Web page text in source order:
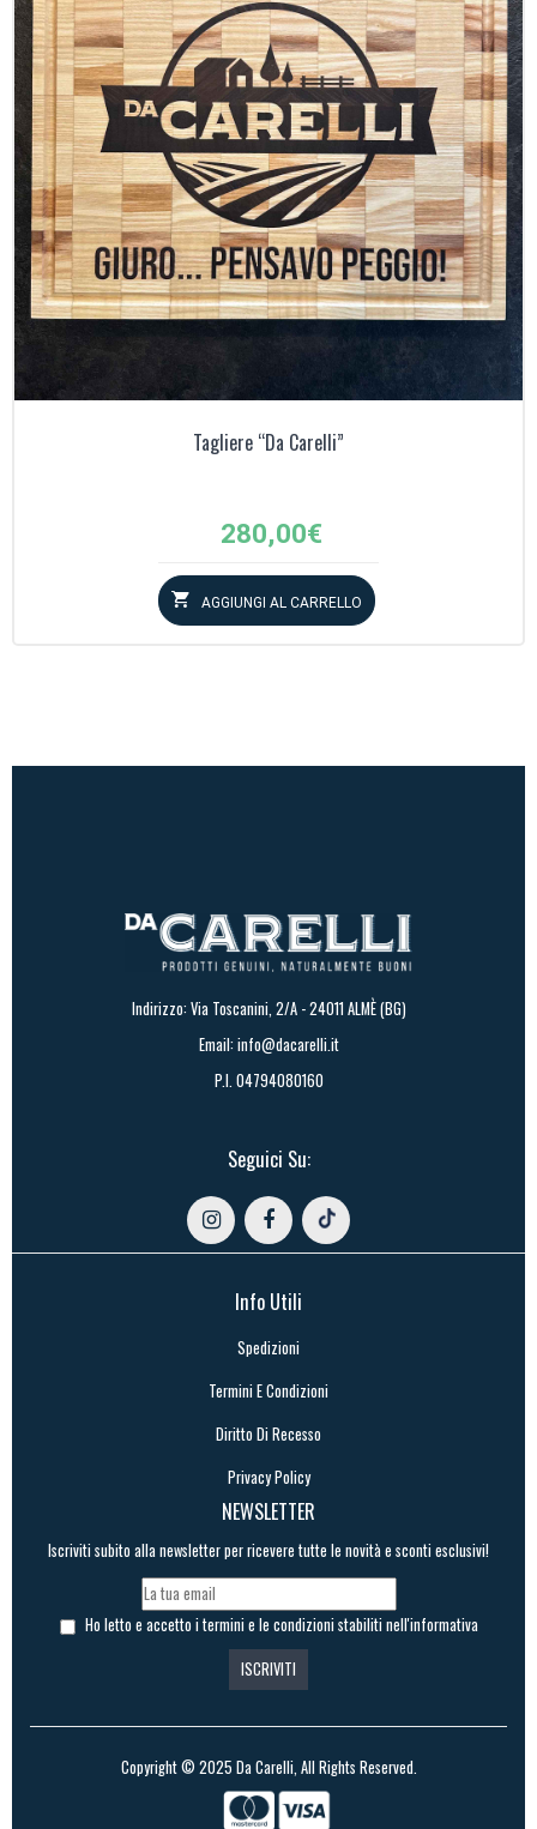
Tagliere “Da Carelli”
280,00€
AGGIUNGI AL CARRELLO
Indirizzo: Via Toscanini, 2/A - 24011 ALMÈ (BG)
Email: info@dacarelli.it
P.I. 04794080160
Seguici Su:
Info Utili
Spedizioni
Termini E Condizioni
Diritto Di Recesso
Privacy Policy
NEWSLETTER
Iscriviti subito alla newsletter per ricevere tutte le novità e sconti esclusivi!
Ho letto e accetto i termini e le condizioni stabiliti nell'informativa
Copyright © 2025 Da Carelli, All Rights Reserved.